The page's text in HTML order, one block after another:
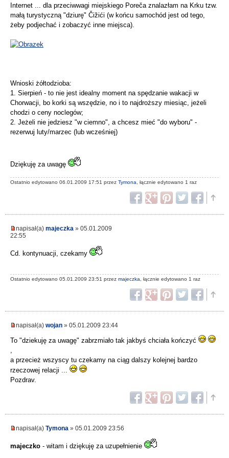
Internet ... dla przeciwwagi miejskiego Poreča znalazłam na Krku tzw.
małą turystyczną "dziurę" Čižići (w końcu samochód jest od tego,
żeby podjechać i zobaczyć inne miejsca).
Wnioski żółtodzioba:
1. Sierpień - to nie jest idealny moment na spędzanie wakacji w
Chorwacji, bo korki są wszędzie, no i to najdroższy miesiąc, jeżeli
chodzi o ceny noclegów;
2. Jeżeli nie jedziesz "w ciemno", a chcesz mieć "do wyboru" -
rezerwuj luty/marzec (lub wcześniej)
Dziękuję za uwagę
Ostatnio edytowano 06.01.2009 17:51 przez Tymona, łącznie edytowano 1 raz
napisał(a) majeczka » 05.01.2009
22:55
Cd. kontynuacji, czekamy
Ostatnio edytowano 05.01.2009 23:51 przez majeczka , łącznie edytowano 1 raz
napisał(a) wojan » 05.01.2009 23:44
To "dziekuję za uwagę" zabrzmiało tak jakbyś chciała kończyć
,
a przecież wszyscy tu czekamy na ciąg dalszy kolejnej bardzo
rzeczowej relacji ...
Pozdrav.
napisał(a) Tymona » 05.01.2009 23:56
majeczko - witam i dziękuję za uzupełnienie